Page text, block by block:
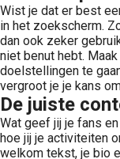
Wist je dat er best
in het zoekscherm.
dan ook zeker
niet benut hebt.
doelstellingen te
vergroot je je kans
De juiste
Wat geef jij je fans
hoe jij je activiteiten
welkom tekst, je bio